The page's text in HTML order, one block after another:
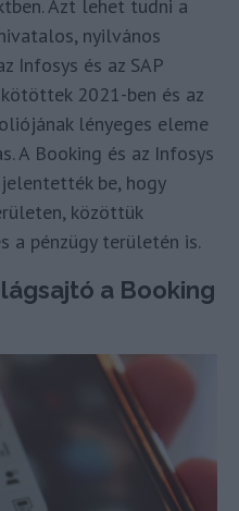
Azt lehet tudni a
nyilvános
Infosys és az SAP
2021-ben és az
lényeges eleme
A Booking és az Infosys
be, hogy
közöttük
a pénzügy területén is.
a Booking